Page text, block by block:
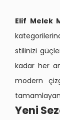
Elif Melek
stilinizi
kadar her
modern
tamamlayan
Yeni